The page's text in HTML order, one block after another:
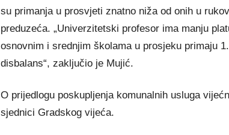
su primanja u prosvjeti znatno niža od onih u
preduzeća. „Univerzitetski profesor ima manju
osnovnim i srednjim školama u prosjeku primaju
disbalans“, zaključio je Mujić.
O prijedlogu poskupljenja komunalnih usluga
sjednici Gradskog vijeća.